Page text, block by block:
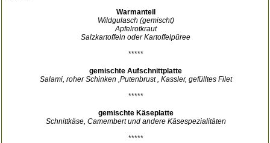
Warmanteil
Wildgulasch (gemischt)
Apfelrotkraut
Salzkartoffeln oder Kartoffelpüree
*****
gemischte Aufschnittplatte
Salami, roher Schinken ,Putenbrust , Kassler, gefülltes Filet
*****
gemischte Käseplatte
Schnittkäse, Camembert und andere Käsespezialitäten
*****